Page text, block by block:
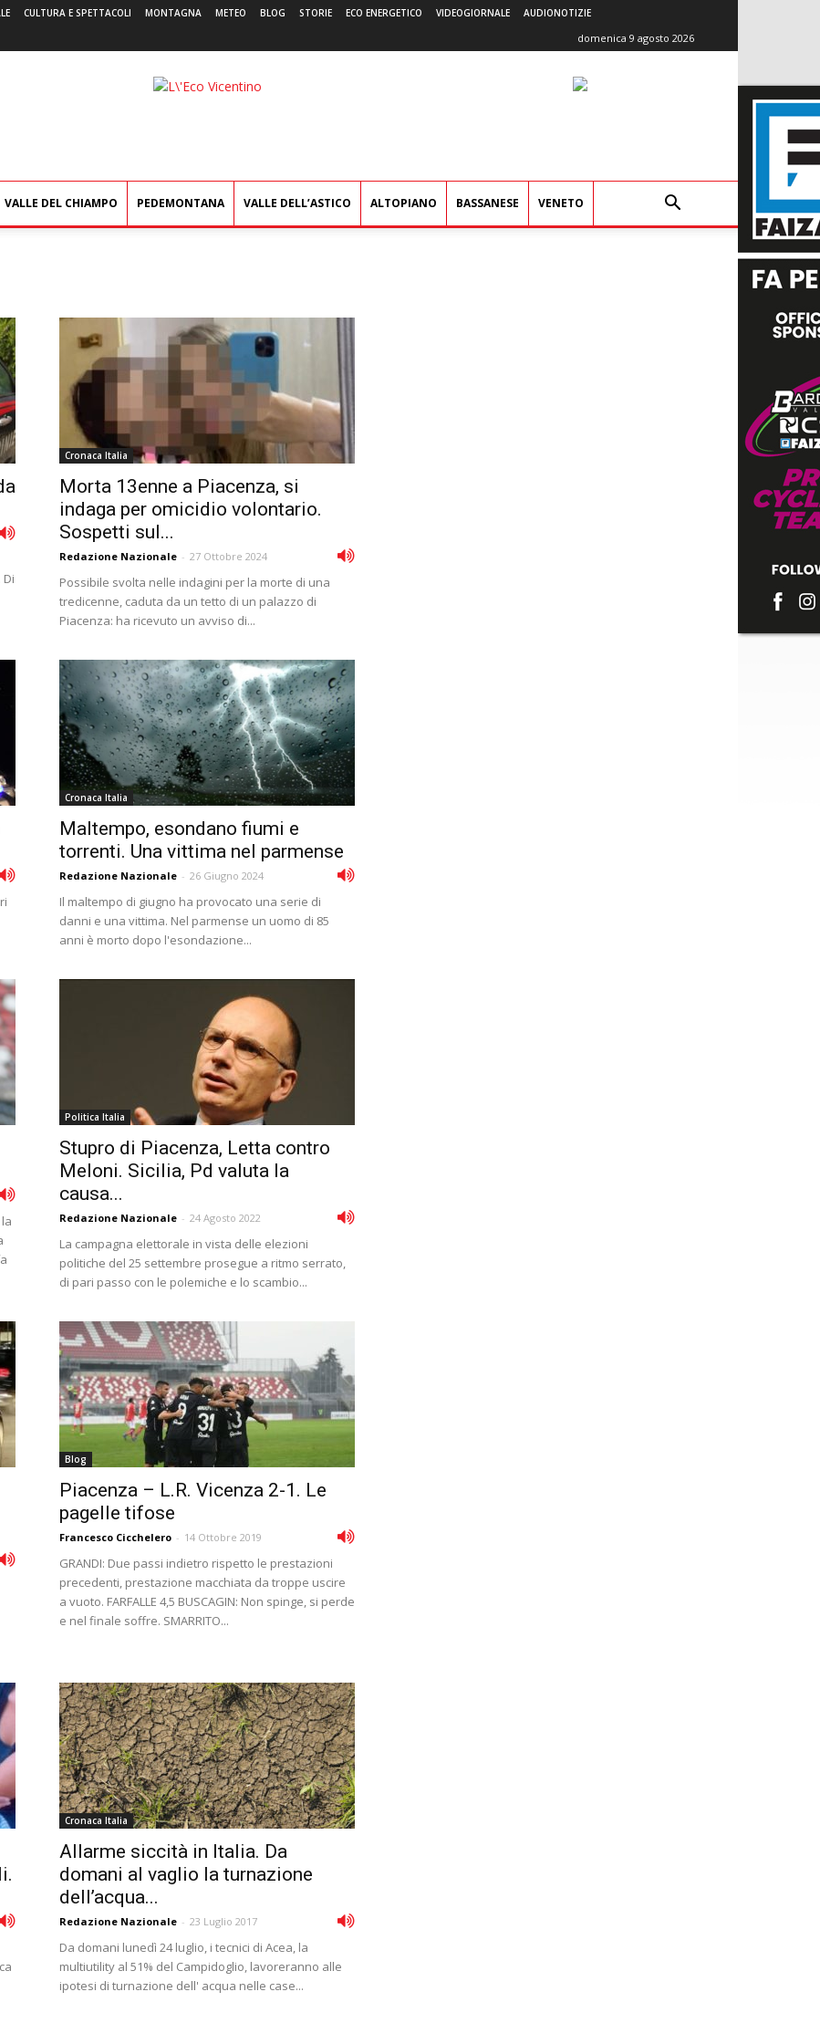
CULTURA E SPETTACOLI MONTAGNA METEO BLOG STORIE ECO ENERGETICO VIDEOGIORNALE AUDIONOTIZIE
domenica 9 agosto 2026
L'Eco
VALLE DEL CHIAMPO PEDEMONTANA VALLE DELL’ASTICO ALTOPIANO BASSANESE VENETO
Cronaca Italia
Morta 13enne a Piacenza, si
indaga per omicidio volontario.
Sospetti sul...
Redazione Nazionale - 27 Ottobre 2024
Possibile svolta nelle indagini per la morte di una
tredicenne, caduta da un tetto di un palazzo di
Piacenza: ha ricevuto un avviso di...
Cronaca Italia
Maltempo, esondano fiumi e
torrenti. Una vittima nel parmense
Redazione Nazionale - 26 Giugno 2024
Il maltempo di giugno ha provocato una serie di
danni e una vittima. Nel parmense un uomo di 85
anni è morto dopo l'esondazione...
Politica Italia
Stupro di Piacenza, Letta contro
Meloni. Sicilia, Pd valuta la
causa...
Redazione Nazionale - 24 Agosto 2022
La campagna elettorale in vista delle elezioni
politiche del 25 settembre prosegue a ritmo serrato,
di pari passo con le polemiche e lo scambio...
Blog
Piacenza – L.R. Vicenza 2-1. Le
pagelle tifose
Francesco Cicchelero - 14 Ottobre 2019
GRANDI: Due passi indietro rispetto le prestazioni
precedenti, prestazione macchiata da troppe uscire
a vuoto. FARFALLE 4,5 BUSCAGIN: Non spinge, si perde
e nel finale soffre. SMARRITO...
Cronaca Italia
Allarme siccità in Italia. Da
domani al vaglio la turnazione
dell’acqua...
Redazione Nazionale - 23 Luglio 2017
Da domani lunedì 24 luglio, i tecnici di Acea, la
multiutility al 51% del Campidoglio, lavoreranno alle
ipotesi di turnazione dell' acqua nelle case...